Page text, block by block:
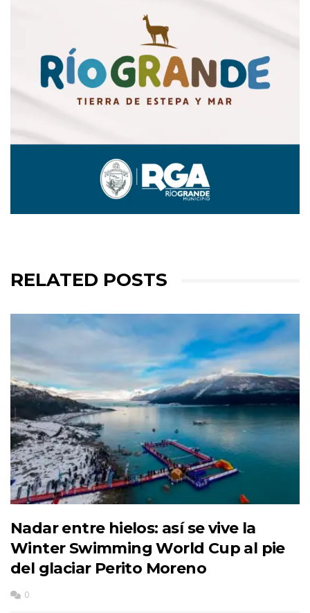
RELATED POSTS
Nadar entre hielos: así se vive la
Winter Swimming World Cup al pie
del glaciar Perito Moreno
0